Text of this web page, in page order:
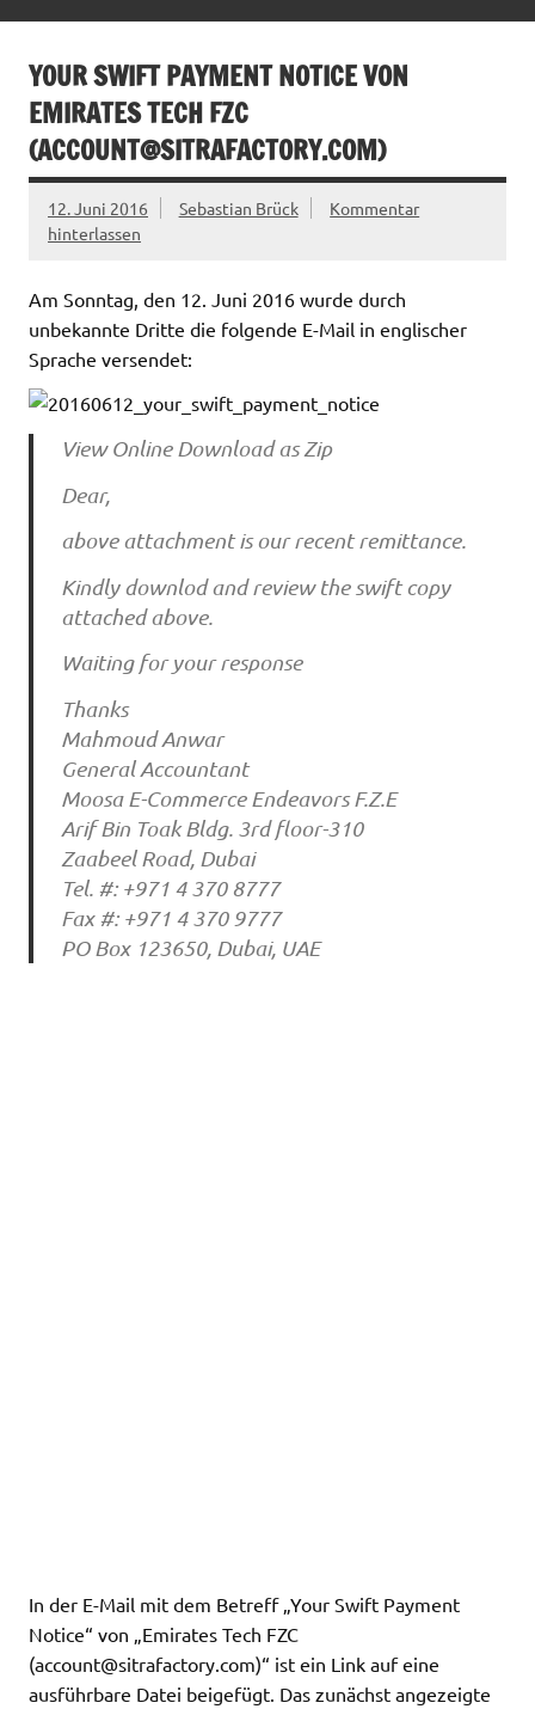
YOUR SWIFT PAYMENT NOTICE VON
EMIRATES TECH FZC
(ACCOUNT@SITRAFACTORY.COM)
12. Juni 2016 Sebastian Brück
Kommentar
hinterlassen
Am Sonntag, den 12. Juni 2016 wurde durch
unbekannte Dritte die folgende E-Mail in englischer
Sprache versendet:
View Online Download as Zip
Dear,
above attachment is our recent remittance.
Kindly downlod and review the swift copy
attached above.
Waiting for your response
Thanks
Mahmoud Anwar
General Accountant
Moosa E-Commerce Endeavors F.Z.E
Arif Bin Toak Bldg. 3rd floor-310
Zaabeel Road, Dubai
Tel. #: +971 4 370 8777
Fax #: +971 4 370 9777
PO Box 123650, Dubai, UAE
In der E-Mail mit dem Betreff „Your Swift Payment
Notice“ von „Emirates Tech FZC
(account@sitrafactory.com)“ ist ein Link auf eine
ausführbare Datei beigefügt. Das zunächst angezeigte